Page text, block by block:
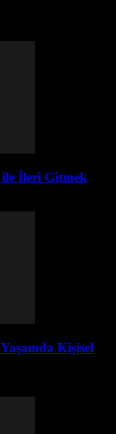
ile İleri Gitmek
Kişisel